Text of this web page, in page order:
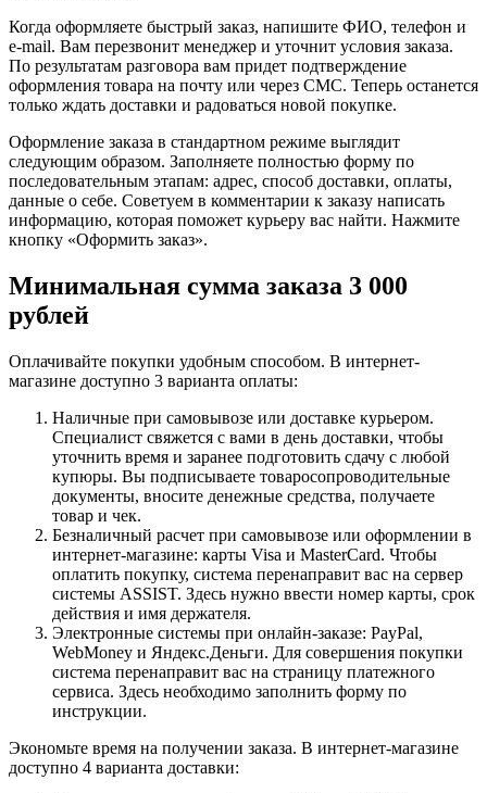
Когда оформляете быстрый заказ, напишите ФИО, телефон и
e-mail. Вам перезвонит менеджер и уточнит условия заказа.
По результатам разговора вам придет подтверждение
оформления товара на почту или через СМС. Теперь останется
только ждать доставки и радоваться новой покупке.
Оформление заказа в стандартном режиме выглядит
следующим образом. Заполняете полностью форму по
последовательным этапам: адрес, способ доставки, оплаты,
данные о себе. Советуем в комментарии к заказу написать
информацию, которая поможет курьеру вас найти. Нажмите
кнопку «Оформить заказ».
Минимальная сумма заказа 3 000
рублей
Оплачивайте покупки удобным способом. В интернет-
магазине доступно 3 варианта оплаты:
Наличные при самовывозе или доставке курьером.
Специалист свяжется с вами в день доставки, чтобы
уточнить время и заранее подготовить сдачу с любой
купюры. Вы подписываете товаросопроводительные
документы, вносите денежные средства, получаете
товар и чек.
Безналичный расчет при самовывозе или оформлении в
интернет-магазине: карты Visa и MasterCard. Чтобы
оплатить покупку, система перенаправит вас на сервер
системы ASSIST. Здесь нужно ввести номер карты, срок
действия и имя держателя.
Электронные системы при онлайн-заказе: PayPal,
WebMoney и Яндекс.Деньги. Для совершения покупки
система перенаправит вас на страницу платежного
сервиса. Здесь необходимо заполнить форму по
инструкции.
Экономьте время на получении заказа. В интернет-магазине
доступно 4 варианта доставки: